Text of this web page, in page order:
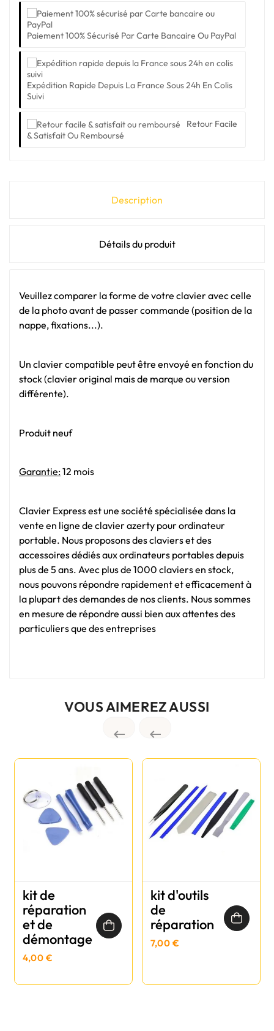
Paiement 100% Sécurisé Par Carte Bancaire Ou PayPal
Expédition Rapide Depuis La France Sous 24h En Colis
Suivi
Retour Facile
& Satisfait Ou Remboursé
Description
Détails du produit
Veuillez comparer la forme de votre clavier avec celle
de la photo avant de passer commande (position de la
nappe, fixations...).
Un clavier compatible peut être envoyé en fonction du
stock (clavier original mais de marque ou version
différente).
Produit neuf
Garantie:12 mois
Clavier Express est une société spécialisée dans la
vente en ligne de clavier azerty pour ordinateur
portable. Nous proposons des claviers et des
accessoires dédiés aux ordinateurs portables depuis
plus de 5 ans. Avec plus de 1000 claviers en stock,
nous pouvons répondre rapidement et efficacement à
la plupart des demandes de nos clients. Nous sommes
en mesure de répondre aussi bien aux attentes des
particuliers que des entreprises
VOUS AIMEREZ AUSSI
 
kit de
réparation
et de
démontage
4,00 €
kit d'outils
de
réparation
7,00 €